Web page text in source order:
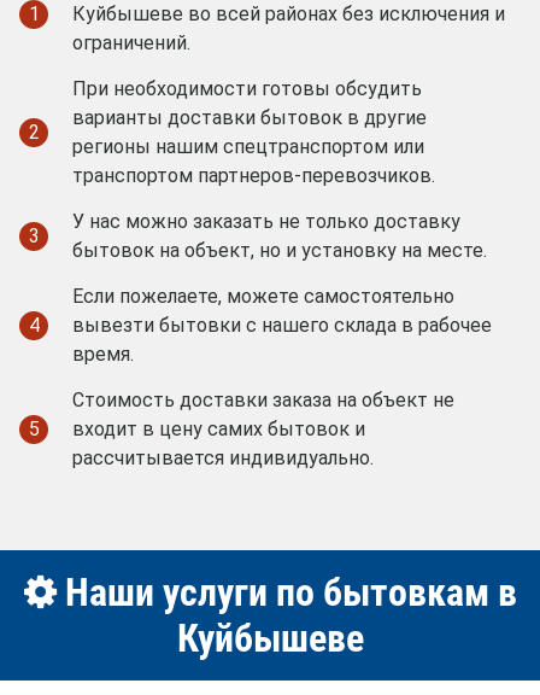
1
Куйбышеве во всей районах без исключения и
ограничений.
2
При необходимости готовы обсудить
варианты доставки бытовок в другие
регионы нашим спецтранспортом или
транспортом партнеров-перевозчиков.
3
У нас можно заказать не только доставку
бытовок на объект, но и установку на месте.
4
Если пожелаете, можете самостоятельно
вывезти бытовки с нашего склада в рабочее
время.
5
Стоимость доставки заказа на объект не
входит в цену самих бытовок и
рассчитывается индивидуально.
Наши услуги по бытовкам в
Куйбышеве